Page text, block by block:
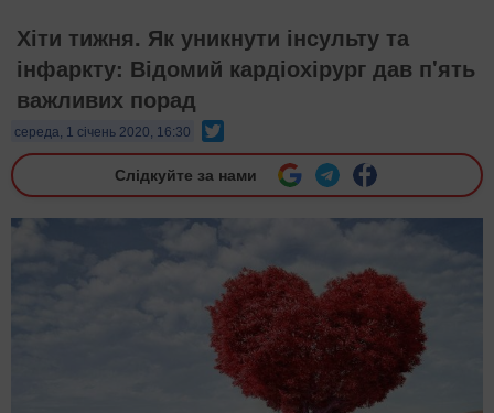
Хіти тижня. Як уникнути інсульту та
інфаркту: Відомий кардіохірург дав п'ять
важливих порад
середа, 1 січень 2020, 16:30
Слідкуйте за нами